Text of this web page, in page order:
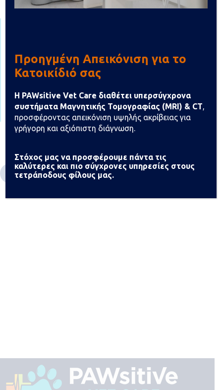
έγκαιρη διάγνωση της νόσου, καθώς και η μετέπειτα
τακτική παρακολούθηση του κατοικιδίου, από την
Κλινική, είναι τα σημεία κλειδιά για την καλή
διαχείριση της νόσου, ώστε η γάτα σας να έχει μια
χαρούμενη ζωή.
Προηγμένη Απεικόνιση για το
Κατοικίδιό σας
Η PAWsitive Vet Care διαθέτει υπερσύγχρονα
συστήματα Μαγνητικής Τομογραφίας (MRI) & CT,
προσφέροντας απεικόνιση υψηλής ακρίβειας για
γρήγορη και αξιόπιστη διάγνωση.
Στόχος μας να προσφέρουμε πάντα τις
καλύτερες και πιο σύγχρονες υπηρεσίες στους
τετράποδους φίλους μας.